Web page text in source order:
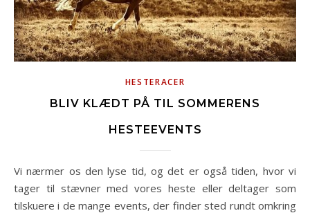
HESTERACER
BLIV KLÆDT PÅ TIL SOMMERENS
HESTEEVENTS
Vi nærmer os den lyse tid, og det er også tiden, hvor vi
tager til stævner med vores heste eller deltager som
tilskuere i de mange events, der finder sted rundt omkring